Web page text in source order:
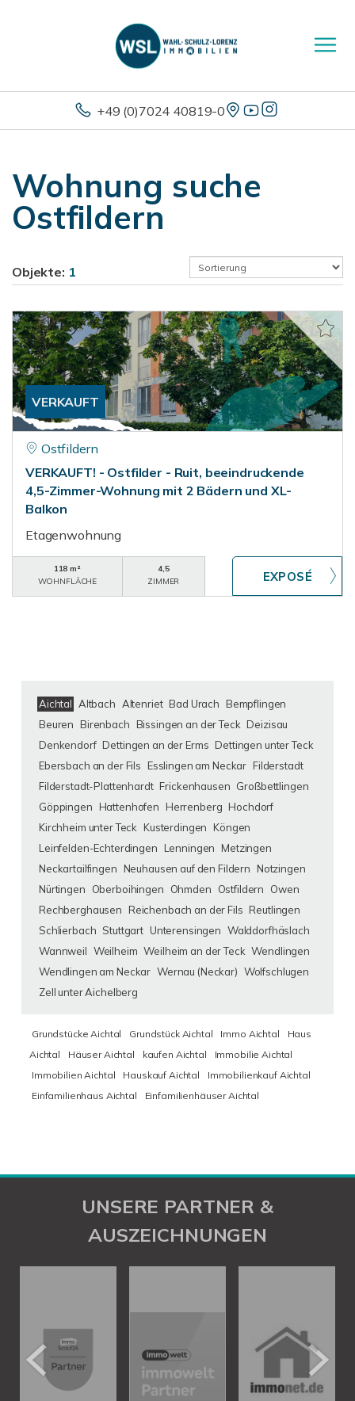
+49 (0)7024 40819-0
Wohnung suche
Ostfildern
Objekte: 1
VERKAUFT
Ostfildern
VERKAUFT! - Ostfilder - Ruit, beeindruckende
4,5-Zimmer-Wohnung mit 2 Bädern und XL-
Balkon
Etagenwohnung
118 m²
WOHNFLÄCHE
4,5
ZIMMER
Aichtal Altbach Altenriet Bad Urach
Bempflingen
Beuren
Birenbach Bissingen an der Teck Deizisau
Denkendorf Dettingen an der Erms Dettingen unter Teck
Ebersbach an der Fils
Esslingen am Neckar Filderstadt
Filderstadt-Plattenhardt Frickenhausen Großbettlingen
Göppingen
Hattenhofen Herrenberg Hochdorf
Kirchheim unter Teck
Kusterdingen
Köngen
Leinfelden-Echterdingen
Lenningen
Metzingen
Neckartailfingen
Neuhausen auf den Fildern
Notzingen
Nürtingen
Oberboihingen Ohmden Ostfildern
Owen
Rechberghausen
Reichenbach an der Fils Reutlingen
Schlierbach Stuttgart Unterensingen Walddorfhäslach
Wannweil Weilheim Weilheim an der Teck Wendlingen
Wendlingen am Neckar Wernau (Neckar) Wolfschlugen
Zell unter Aichelberg
Grundstücke Aichtal Grundstück Aichtal Immo Aichtal
Haus
Aichtal
Häuser Aichtal kaufen Aichtal
Immobilie Aichtal
Immobilien Aichtal
Hauskauf Aichtal
Immobilienkauf Aichtal
Einfamilienhaus Aichtal
Einfamilienhäuser Aichtal
UNSERE PARTNER &
AUSZEICHNUNGEN